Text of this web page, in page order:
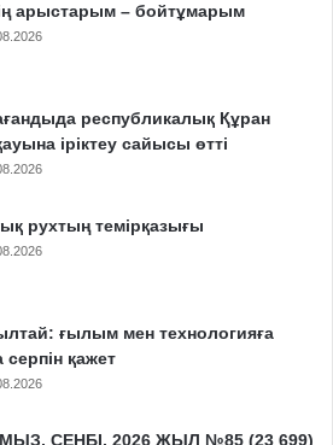
арыстарым – бойтұмарым
республикалық Құран
іріктеу сайысы өтті
рухтың темірқазығы
ғылым мен технологияға
серпін қажет
СЕНБІ, 2026 ЖЫЛ №85 (23 699)